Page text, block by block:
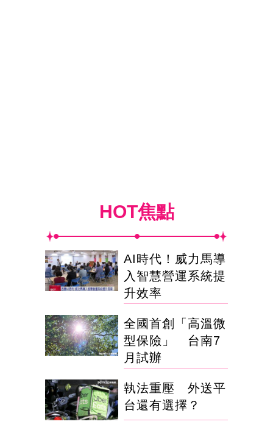
HOT焦點
AI時代！威力馬導
入智慧營運系統提
升效率
全國首創「高溫微
型保險」 台南7
月試辦
執法重壓 外送平
台還有選擇？